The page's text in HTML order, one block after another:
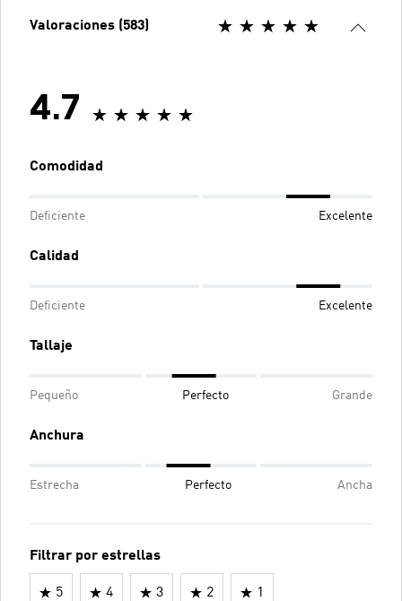
Valoraciones (583)
4.7
Comodidad
Deficiente Excelente
Calidad
Deficiente Excelente
Tallaje
Pequeño Perfecto Grande
Anchura
Estrecha Perfecto Ancha
Filtrar por estrellas
5 4 3 2 1